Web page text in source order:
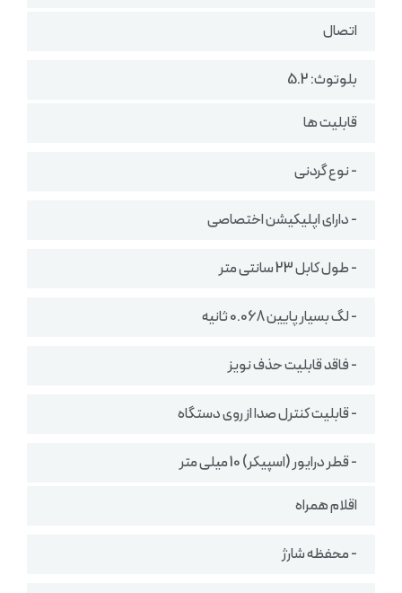
اتصال
بلوتوث: 5.2
قابلیت ها
- نوع گردنی
- دارای اپلیکیشن اختصاصی
- طول کابل 23 سانتی متر
- لگ بسیار پایین 0.068 ثانیه
- فاقد قابلیت حذف نویز
- قابلیت کنترل صدا از روی دستگاه
- قطر درایور (اسپیکر) 10 میلی متر
اقلام همراه
- محفظه شارژ